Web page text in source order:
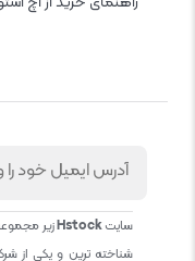
سایتHstockزیر